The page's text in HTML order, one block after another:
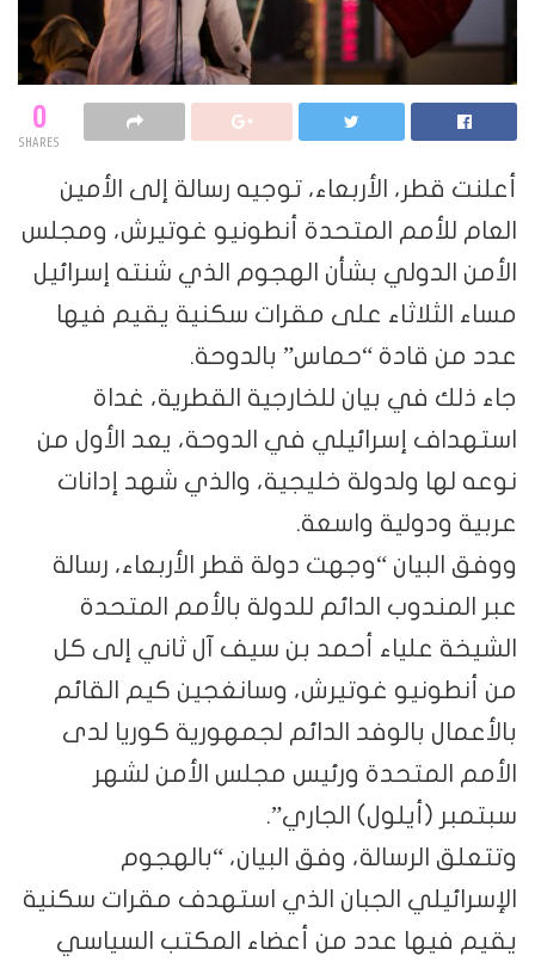
0
SHARES
أعلنت قطر، الأربعاء، توجيه رسالة إلى الأمين
العام للأمم المتحدة أنطونيو غوتيرش، ومجلس
الأمن الدولي بشأن الهجوم الذي شنته إسرائيل
مساء الثلاثاء على مقرات سكنية يقيم فيها
عدد من قادة “حماس” بالدوحة.
جاء ذلك في بيان للخارجية القطرية، غداة
استهداف إسرائيلي في الدوحة، يعد الأول من
نوعه لها ولدولة خليجية، والذي شهد إدانات
عربية ودولية واسعة.
ووفق البيان “وجهت دولة قطر الأربعاء، رسالة
عبر المندوب الدائم للدولة بالأمم المتحدة
الشيخة علياء أحمد بن سيف آل ثاني إلى كل
من أنطونيو غوتيرش، وسانغجين كيم القائم
بالأعمال بالوفد الدائم لجمهورية كوريا لدى
الأمم المتحدة ورئيس مجلس الأمن لشهر
سبتمبر (أيلول) الجاري”.
وتتعلق الرسالة، وفق البيان، “بالهجوم
الإسرائيلي الجبان الذي استهدف مقرات سكنية
يقيم فيها عدد من أعضاء المكتب السياسي